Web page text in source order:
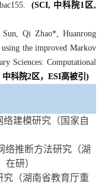
(SCI, 中科院1区,
Qi Zhao*, Huanrong
the improved Markov
Sciences: Computational
中科院2区，ESI高被引 )
建模研究（国家自
络推断方法研究（湖
研）
究 （湖南省教育厅重